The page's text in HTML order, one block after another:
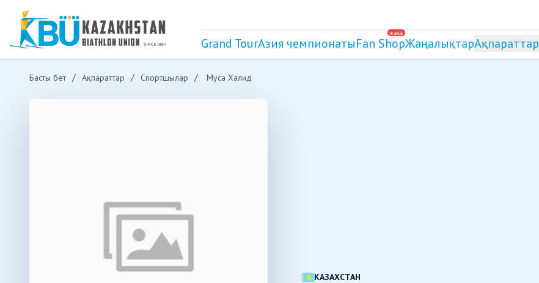
Grand TourАзия чемпионаты
жаңа
Fan ShopЖаңалықтарАқпараттар
Басты бет Ақпараттар Спортшылар Муса Халид
КАЗАХСТАН